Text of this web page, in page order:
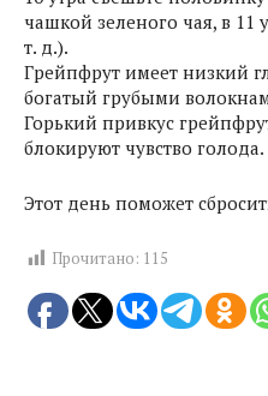
чашкой зеленого чая, в 11
т. д.).
Грейпфрут имеет низкий
богатый грубыми
Горький привкус
блокируют чувство голода.
Этот день поможет
Прочитано: 115